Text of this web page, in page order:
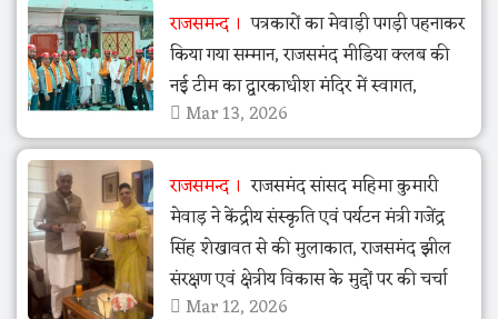
राजसमन्द
पत्रकारों का मेवाड़ी पगड़ी पहनाकर
किया गया सम्मान, राजसमंद मीडिया क्लब की
नई टीम का द्वारकाधीश मंदिर में स्वागत,
Mar 13, 2026
राजसमन्द
राजसमंद सांसद महिमा कुमारी
मेवाड़ ने केंद्रीय संस्कृति एवं पर्यटन मंत्री गजेंद्र
सिंह शेखावत से की मुलाकात, राजसमंद झील
संरक्षण एवं क्षेत्रीय विकास के मुद्दों पर की चर्चा
Mar 12, 2026